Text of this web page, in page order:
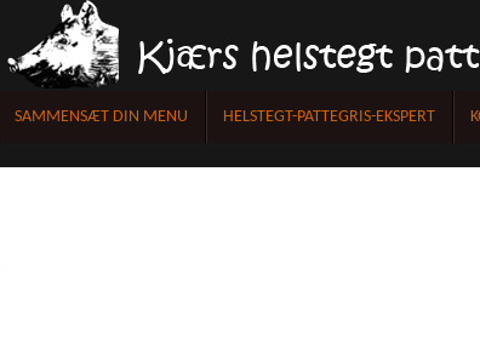
SAMMENSÆT DIN MENU HELSTEGT-PATTEGRIS-EKSPERT